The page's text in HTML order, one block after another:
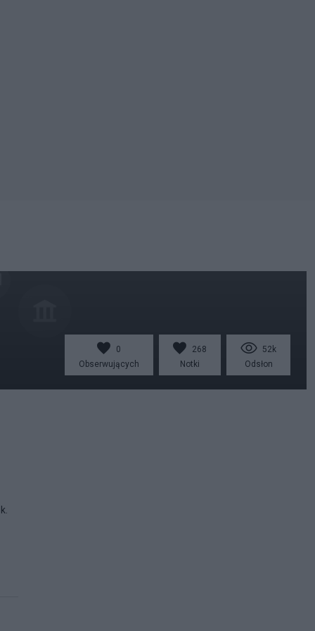
0
Obserwujących
268
Notki
52k
Odsłon